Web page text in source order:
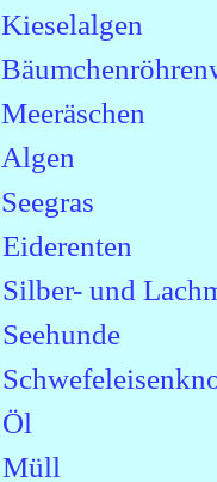
Kieselalgen
Meeräschen
Algen
Seegras
Eiderenten
Silber- und
Seehunde
Öl
Müll